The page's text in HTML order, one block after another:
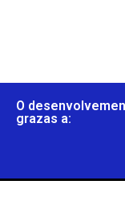
O
grazas a: